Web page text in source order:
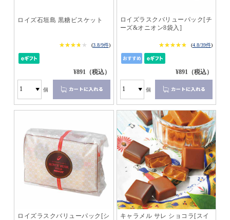
ロイズ石垣島 黒糖ビスケット
★★★★★
★★★★★ (3.8/9件)
¥891（税込）
個
ロイズラスクバリューパック[チ
ーズ&オニオン8袋入]
★★★★★
★★★★★ (4.8/39件)
¥891（税込）
個
ロイズラスクバリューパック[シ
キャラメル サレ ショコラ[スイ